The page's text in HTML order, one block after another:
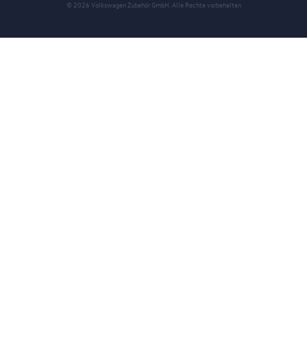
© 2026 Volkswagen Zubehör GmbH. Alle Rechte vorbehalten